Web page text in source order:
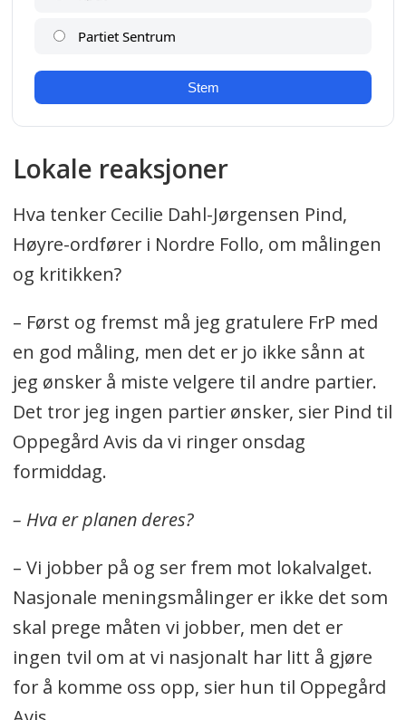
Lokale reaksjoner
Hva tenker Cecilie Dahl-Jørgensen Pind,
Høyre-ordfører i Nordre Follo, om målingen
og kritikken?
– Først og fremst må jeg gratulere FrP med
en god måling, men det er jo ikke sånn at
jeg ønsker å miste velgere til andre partier.
Det tror jeg ingen partier ønsker, sier Pind til
Oppegård Avis da vi ringer onsdag
formiddag.
– Hva er planen deres?
– Vi jobber på og ser frem mot lokalvalget.
Nasjonale meningsmålinger er ikke det som
skal prege måten vi jobber, men det er
ingen tvil om at vi nasjonalt har litt å gjøre
for å komme oss opp, sier hun til Oppegård